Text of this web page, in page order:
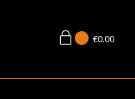
€0.00